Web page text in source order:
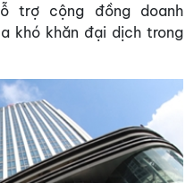
trợ cộng đồng doanh
khó khăn đại dịch trong